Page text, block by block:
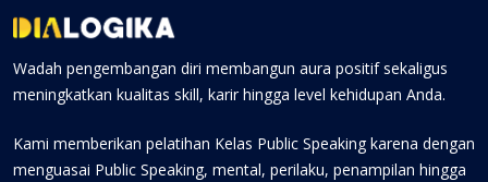
Wadah pengembangan diri membangun aura positif sekaligus
meningkatkan kualitas skill, karir hingga level kehidupan Anda.
Kami memberikan pelatihan Kelas Public Speaking karena dengan
menguasai Public Speaking, mental, perilaku, penampilan hingga